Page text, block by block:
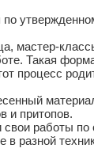
мастер-
Такая
процесс
и притопов.
работы по
разной